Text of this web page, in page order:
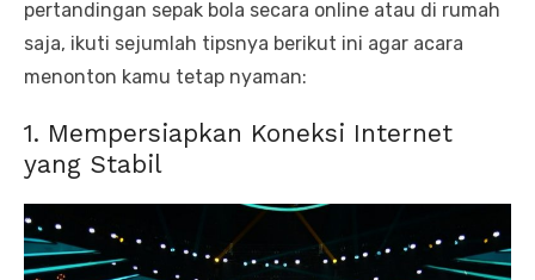
pertandingan sepak bola secara online atau di rumah
saja, ikuti sejumlah tipsnya berikut ini agar acara
menonton kamu tetap nyaman:
1. Mempersiapkan Koneksi Internet
yang Stabil